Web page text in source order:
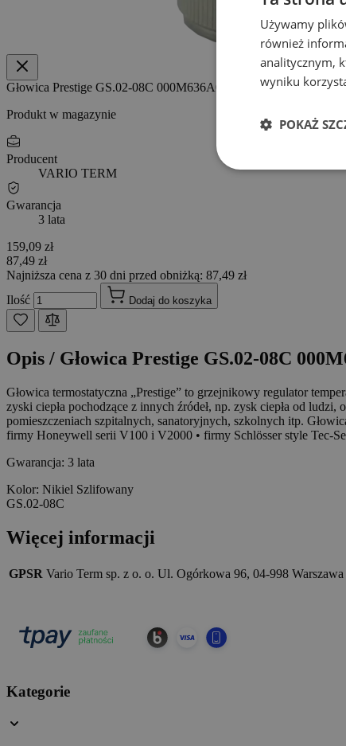
Głowica Prestige GS.02-08C 000M636A008 Nikiel Szlifowany
Produkt w magazynie
Producent
VARIO TERM
Gwarancja
3 lata
159,09 zł
87,49 zł
Najniższa cena z 30 dni przed obniżką: 87,49 zł
Ilość
Dodaj do koszyka
Opis / Głowica Prestige GS.02-08C
Głowica termostatyczna „Prestige” to grzejnikowy regulator
zyski ciepła pochodzące z innych źródeł, np. zysk ciepła od
pomieszczeniach szpitalnych, sanatoryjnych, szkolnych itp.
firmy Honeywell serii V100 i V2000 • firmy Schlösser style Tec-
Gwarancja: 3 lata
Kolor: Nikiel Szlifowany
GS.02-08C
Więcej informacji
GPSR Vario Term sp. z o. o. Ul. Ogórkowa 96, 04-998
Kategorie
Używamy
również
analitycznym,
wyniku
POKAŻ